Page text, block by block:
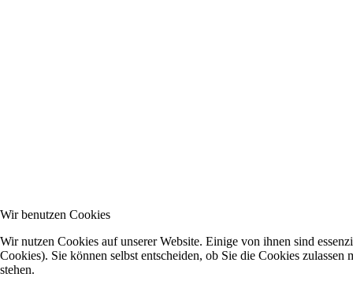
Wir benutzen Cookies
Wir nutzen Cookies auf unserer Website. Einige von ihnen sind
Cookies). Sie können selbst entscheiden, ob Sie die Cookies
stehen.